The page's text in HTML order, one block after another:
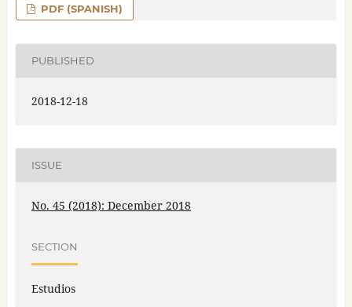
PDF (SPANISH)
PUBLISHED
2018-12-18
ISSUE
No. 45 (2018): December 2018
SECTION
Estudios